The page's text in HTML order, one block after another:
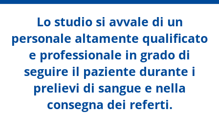
Lo studio si avvale di un
personale altamente qualificato
e professionale in grado di
seguire il paziente durante i
prelievi di sangue e nella
consegna dei referti.